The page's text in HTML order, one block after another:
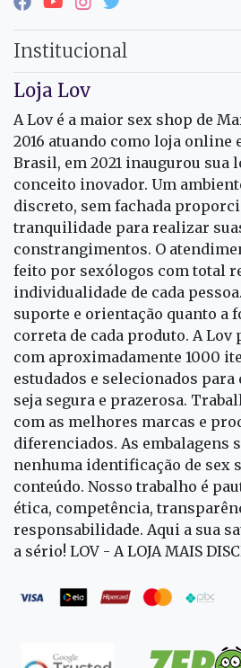
Institucional
Loja Lov
A Lov é a maior sex shop de
2016 atuando como loja online
Brasil, em 2021 inaugurou sua
conceito inovador. Um
discreto, sem fachada
tranquilidade para realizar
constrangimentos. O
feito por sexólogos com total
individualidade de cada
suporte e orientação quanto a
correta de cada produto. A Lov
com aproximadamente 1000
estudados e selecionados
seja segura e prazerosa.
com as melhores marcas e
diferenciados. As embalagens
nenhuma identificação de sex
conteúdo. Nosso trabalho é
ética, competência,
responsabilidade. Aqui a sua
a sério! LOV - A LOJA MAIS